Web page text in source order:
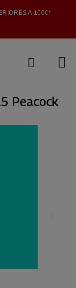
A 100€*
Peacock